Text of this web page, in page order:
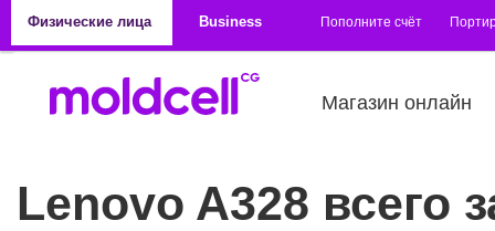
Физические лица
Business Пополните счёт
Магазин онлайн
Lenovo A328 всего